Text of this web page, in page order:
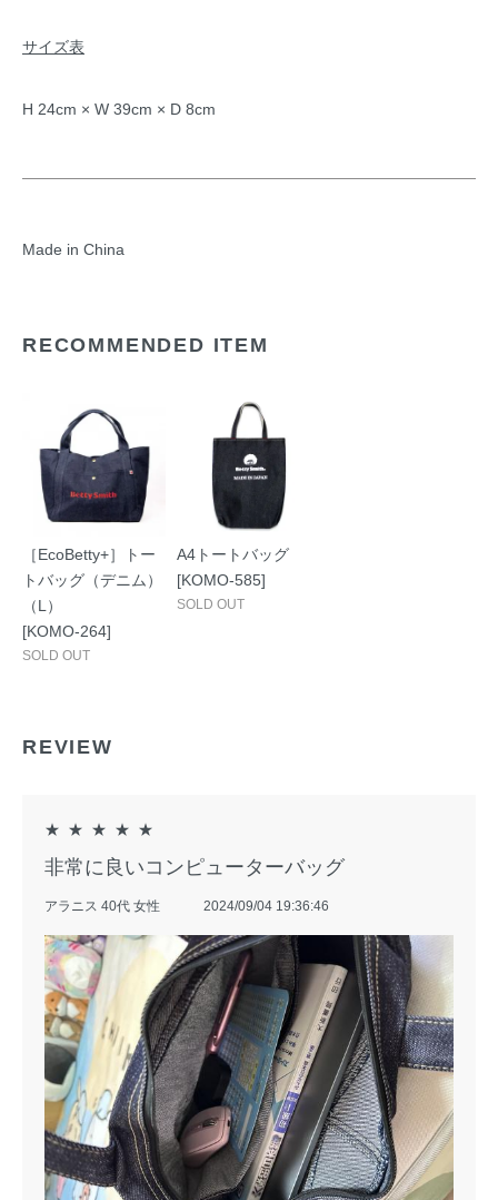
サイズ表
H 24cm × W 39cm × D 8cm
Made in China
RECOMMENDED ITEM
［EcoBetty+］トー
トバッグ（デニム）
（L）
[KOMO-264]
SOLD OUT
A4トートバッグ
[KOMO-585]
SOLD OUT
REVIEW
★ ★ ★ ★ ★
非常に良いコンピューターバッグ
アラニス 40代 女性 2024/09/04 19:36:46